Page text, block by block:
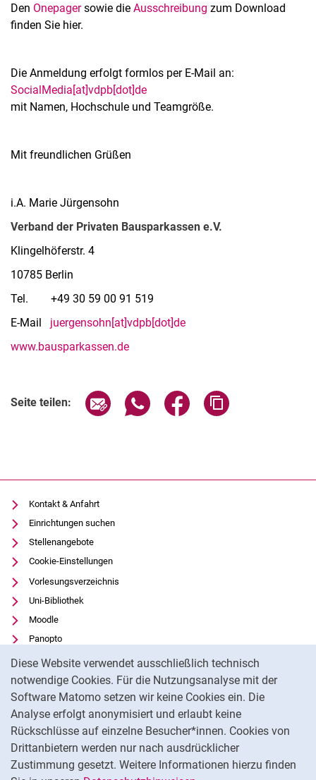
Diese Website verwendet ausschließlich technisch
notwendige Cookies. Für die Nutzungsanalyse mit der
Software Matomo setzen wir keine Cookies ein. Die
Analyse erfolgt anonymisiert und erlaubt keine
Rückschlüsse auf einzelne Besucher*innen. Cookies von
Drittanbietern werden nur nach ausdrücklicher
Zustimmung gesetzt. Weitere Informationen hierzu finden
Den Onepagersowie die Ausschreibung zum Download
finden Sie hier.
Die Anmeldung erfolgt formlos per E-Mail an:
SocialMedia[at]vdpb[dot]de
mit Namen, Hochschule und Teamgröße.
Mit freundlichen Grüßen
i.A. Marie Jürgensohn
Verband der Privaten Bausparkassen e.V.
Klingelhöferstr. 4
10785 Berlin
Tel. +49 30 59 00 91 519
E-Mail juergensohn[at]vdpb[dot]de
www.bausparkassen.de
Seite teilen: Seite über E-Mail teilen
Seite über WhatsApp teilen
Seite über Facebook
Kontakt & Anfahrt
Einrichtungen suchen
Stellenangebote
Cookie-Einstellungen
Vorlesungsverzeichnis
Uni-Bibliothek
Moodle
Panopto
Datenschutz
Barrierefreiheit
Transparenter KI-Einsatz
Impressum
Externer Link: Universität Kassel auf
Facebook(öffnet neues Fenster)
Externer Link: Universität Kassel auf
Instagram (öffnet neues Fenster)